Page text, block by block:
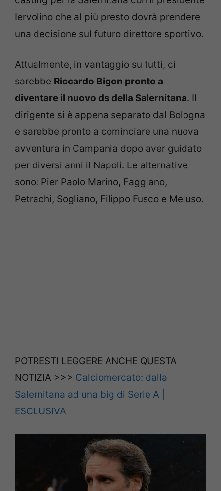
Iervolino che al più presto dovrà prendere
una decisione sul futuro direttore sportivo.
Attualmente, in vantaggio su tutti, ci
sarebbe Riccardo Bigon pronto a
diventare il nuovo ds della Salernitana. Il
dirigente si è appena separato dal Bologna
e sarebbe pronto a cominciare una nuova
avventura in Campania dopo aver guidato
per diversi anni il Napoli. Le alternative
sono: Pier Paolo Marino, Faggiano,
Petrachi, Sogliano, Filippo Fusco e Meluso.
POTRESTI LEGGERE ANCHE QUESTA
NOTIZIA >>> Calciomercato: dalla
Salernitana ad una big di Serie A |
ESCLUSIVA